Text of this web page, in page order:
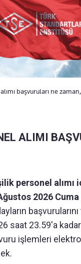
başvuruları ne
ALIMI
personel alımı
2026 Cuma
saat 23.59'a
işlemleri